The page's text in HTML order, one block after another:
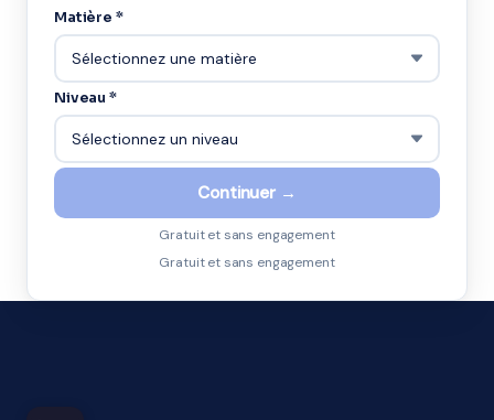
Matière *
Niveau *
Continuer →
Gratuit et sans engagement
Gratuit et sans engagement